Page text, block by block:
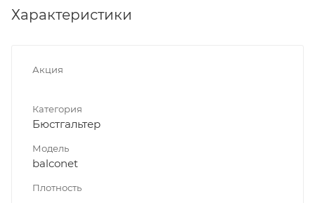
Характеристики
Акция
Категория
Бюстгальтер
Модель
balconet
Плотность